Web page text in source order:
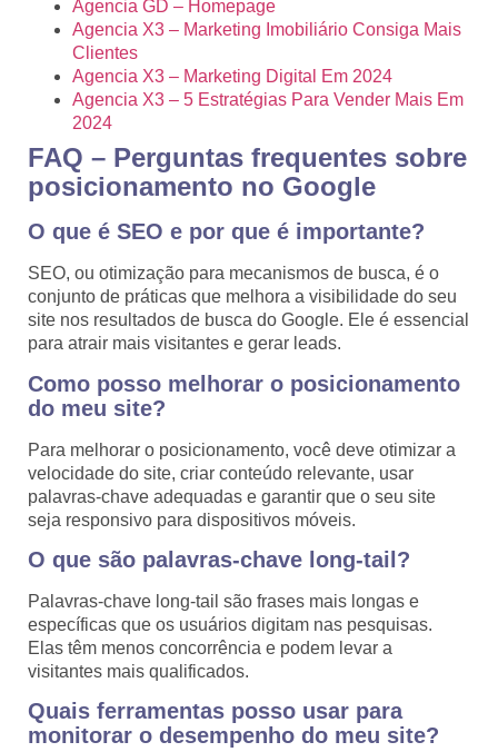
Agencia GD – Homepage
Agencia X3 – Marketing Imobiliário Consiga Mais
Clientes
Agencia X3 – Marketing Digital Em 2024
Agencia X3 – 5 Estratégias Para Vender Mais Em
2024
FAQ – Perguntas frequentes sobre
posicionamento no Google
O que é SEO e por que é importante?
SEO, ou otimização para mecanismos de busca, é o
conjunto de práticas que melhora a visibilidade do seu
site nos resultados de busca do Google. Ele é essencial
para atrair mais visitantes e gerar leads.
Como posso melhorar o posicionamento
do meu site?
Para melhorar o posicionamento, você deve otimizar a
velocidade do site, criar conteúdo relevante, usar
palavras-chave adequadas e garantir que o seu site
seja responsivo para dispositivos móveis.
O que são palavras-chave long-tail?
Palavras-chave long-tail são frases mais longas e
específicas que os usuários digitam nas pesquisas.
Elas têm menos concorrência e podem levar a
visitantes mais qualificados.
Quais ferramentas posso usar para
monitorar o desempenho do meu site?